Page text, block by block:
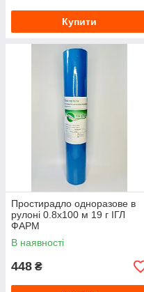
Купити
Простирадло одноразове в
рулоні 0.8х100 м 19 г ІГЛ
ФАРМ
В наявності
448 ₴